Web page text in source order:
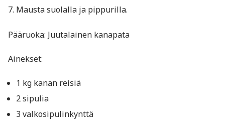
Mausta suolalla ja pippurilla.
Pääruoka: Juutalainen kanapata
Ainekset:
1 kg kanan reisiä
2 sipulia
3 valkosipulinkynttä